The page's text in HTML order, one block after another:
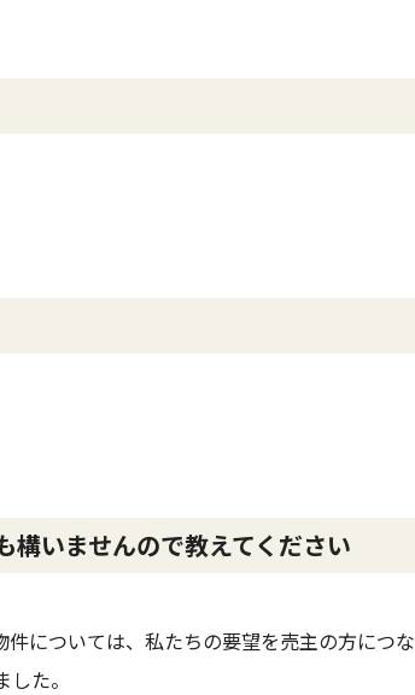
構いませんので教えてください
については、私たちの要望を売主の方につな
た。